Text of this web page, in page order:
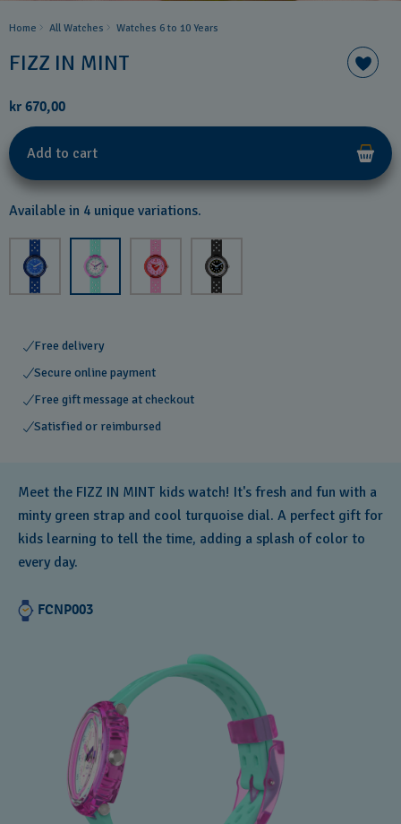
Home All Watches Watches 6 to 10 Years​
FIZZ IN MINT
kr 670,00
Add to cart
Available in 4 unique variations.
Free delivery
Secure online payment
Free gift message at checkout
Satisfied or reimbursed
Meet the FIZZ IN MINT kids watch! It's fresh and fun with a
minty green strap and cool turquoise dial. A perfect gift for
kids learning to tell the time, adding a splash of color to
every day.
FCNP003